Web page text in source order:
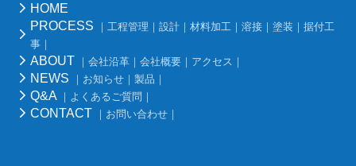
HOME
PROCESS
｜工程管理｜設計｜材料加工｜溶接｜塗装｜据付工
事｜
ABOUT ｜会社沿革｜会社概要｜アクセス｜
NEWS ｜お知らせ｜製品｜
Q&A ｜よくあるご質問｜
CONTACT ｜お問い合わせ｜